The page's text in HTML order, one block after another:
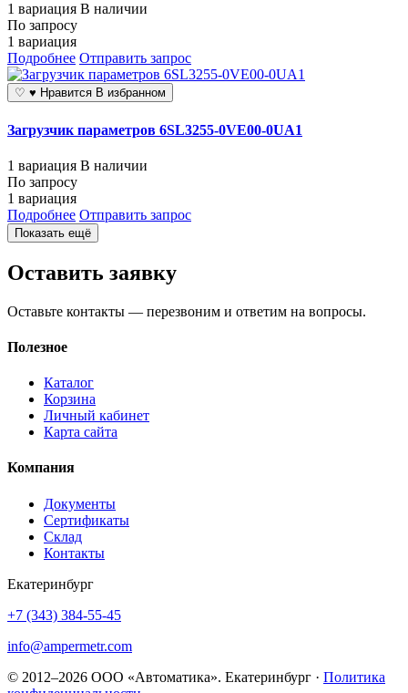
1 вариация В наличии
По запросу
1 вариация
Подробнее Отправить запрос
♡ ♥ Нравится В избранном
Загрузчик параметров 6SL3255-0VE00-0UA1
1 вариация В наличии
По запросу
1 вариация
Подробнее Отправить запрос
Показать ещё
Оставить заявку
Оставьте контакты — перезвоним и ответим на вопросы.
Полезное
Каталог
Корзина
Личный кабинет
Карта сайта
Компания
Документы
Сертификаты
Склад
Контакты
Екатеринбург
+7 (343) 384-55-45
info@ampermetr.com
© 2012–2026 ООО «Автоматика». Екатеринбург · Политика